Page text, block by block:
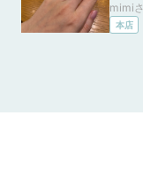
いる
台座
ま
mimi
本店